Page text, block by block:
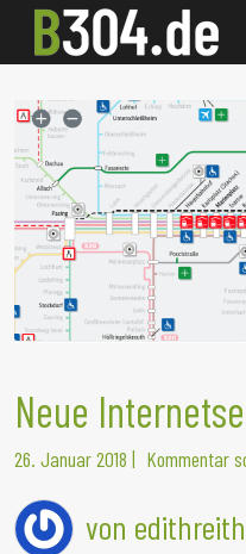
Neue
26. Januar 2018 | Kommentar
von